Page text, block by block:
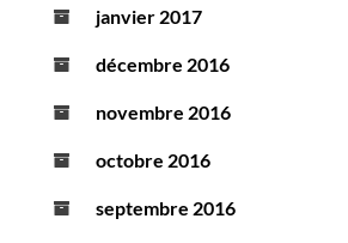
janvier 2017
décembre 2016
novembre 2016
octobre 2016
septembre 2016